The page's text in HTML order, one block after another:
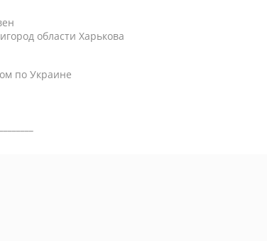
области Харькова
по Украине